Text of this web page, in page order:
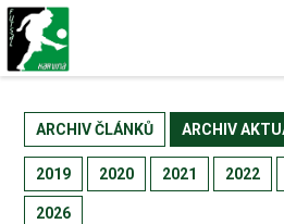
ARCHIV ČLÁNKŮ ARCHIV
2019 2020 2021 2022
2026